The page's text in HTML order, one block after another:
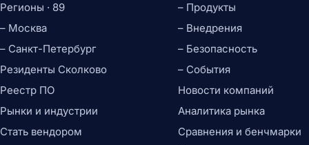
Регионы · 89
– Москва
– Санкт-Петербург
Резиденты Сколково
Реестр ПО
Рынки и индустрии
Стать вендором
– Продукты
– Внедрения
– Безопасность
– События
Новости компаний
Аналитика рынка
Сравнения и бенчмарки